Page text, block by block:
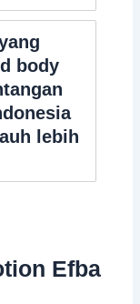
body
lebih
Efba